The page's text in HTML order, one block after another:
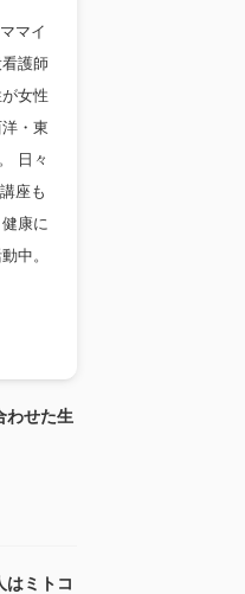
マイ
護師
女性
・東
日々
座も
康に
中。
わせた生
はミトコ